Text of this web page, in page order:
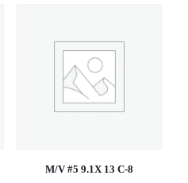
M/V #5 9.1X 13 C-8